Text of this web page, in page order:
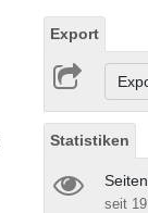
Export
Statistiken
seit